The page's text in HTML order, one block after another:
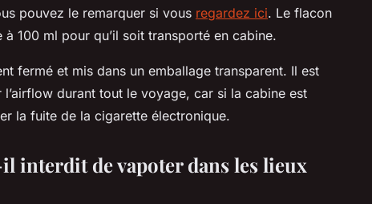
pouvez le remarquer si vous regardez ici. Le flacon
100 ml pour qu’il soit transporté en cabine.
fermé et mis dans un emballage transparent. Il est
durant tout le voyage, car si la cabine est
la fuite de la cigarette électronique.
il interdit de vapoter dans les lieux